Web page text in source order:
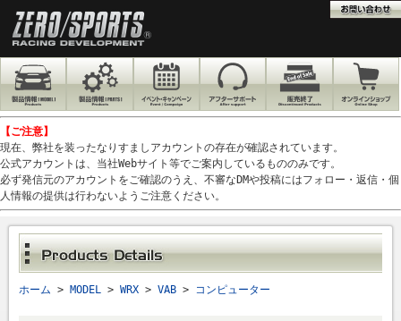
【ご注意】
現在、弊社を装ったなりすましアカウントの存在が確認されています。
公式アカウントは、当社Webサイト等でご案内しているもののみです。
必ず発信元のアカウントをご確認のうえ、不審なDMや投稿にはフォロー・返信・個
人情報の提供は行わないようご注意ください。
ホーム > MODEL> WRX> VAB> コンピューター